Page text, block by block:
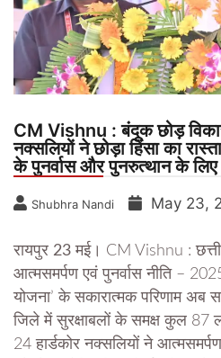
CM Vishnu : बंदूक छोड़
नक्सलियों ने छोड़ा हिंसा का
के पुनर्वास और पुनरुत्थान के लिए
Shubhra Nandi May 23,
रायपुर 23 मई। CM Vishnu :
आत्मसमर्पण एवं पुनर्वास नीति –
योजना’ के सकारात्मक परिणाम अब
जिले में सुरक्षाबलों के समक्ष कुल 87
24 हार्डकोर नक्सलियों ने